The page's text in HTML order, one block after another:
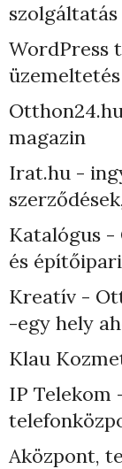
szolgáltatás
WordPress
üzemeltetés
magazin
Irat.hu -
Katalógus -
és
Kreatív -
-egy hely
Klau
IP Telekom
Aközpont,